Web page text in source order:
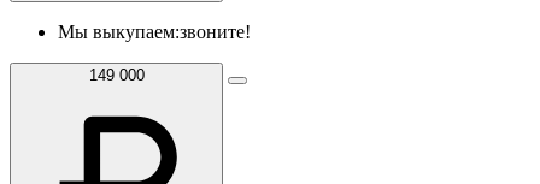
Мы выкупаем:звоните!
149 000